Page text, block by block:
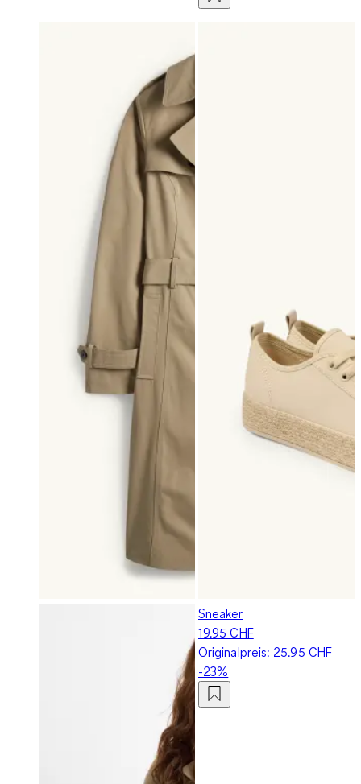
Sneaker
19.95 CHF
Originalpreis: 25.95 CHF
-23%